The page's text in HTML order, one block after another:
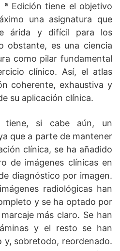
Edición tiene el objetivo
una asignatura que
árida y difícil para los
obstante, es una ciencia
como pilar fundamental
clínico. Así, el atlas
coherente, exhaustiva y
su aplicación clínica.
tiene, si cabe aún, un
que a parte de mantener
clínica, se ha añadido
de imágenes clínicas en
diagnóstico por imagen.
radiológicas han
y se ha optado por
más claro. Se han
y el resto se han
y, sobretodo, reordenado.